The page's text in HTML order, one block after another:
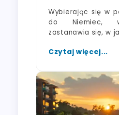
Wybierając się w
do Niemiec,
zastanawia się, w
Czytaj więcej...